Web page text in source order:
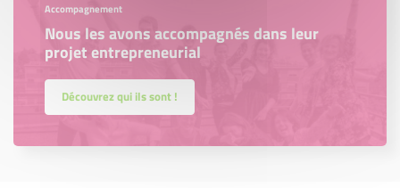
Accompagnement
Nous les avons accompagnés dans leur
projet entrepreneurial
Découvrez qui ils sont !